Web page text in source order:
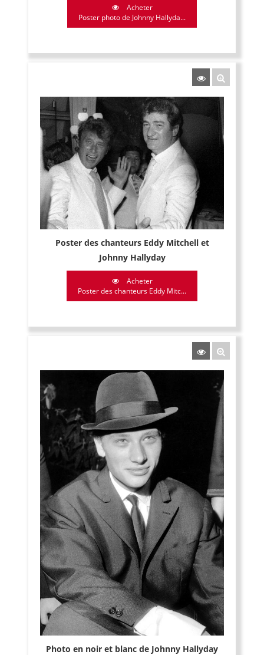
Acheter
Poster photo de Johnny Hallyda...
Poster des chanteurs Eddy Mitchell et
Johnny Hallyday
Acheter
Poster des chanteurs Eddy Mitc...
Photo en noir et blanc de Johnny Hallyday